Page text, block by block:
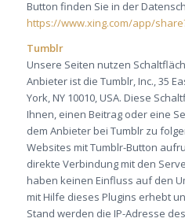
Button finden Sie in der
https://www.xing.com/app/
Tumblr
Unsere Seiten nutzen
Anbieter ist die Tumblr, Inc., 35
York, NY 10010, USA. Diese
Ihnen, einen Beitrag oder eine
dem Anbieter bei Tumblr zu
Websites mit Tumblr-Button
direkte Verbindung mit den
haben keinen Einfluss auf den
mit Hilfe dieses Plugins erhebt
Stand werden die IP-Adresse